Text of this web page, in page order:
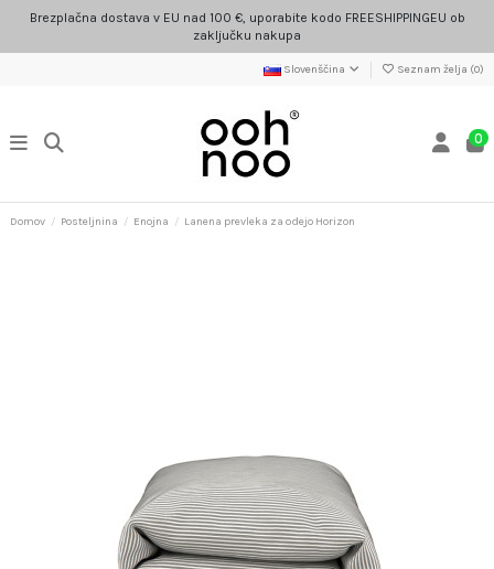
Brezplačna dostava v EU nad 100 €, uporabite kodo FREESHIPPINGEU ob
zaključku nakupa
Slovenščina Seznam želja (0)
0
Domov Posteljnina Enojna Lanena prevleka za odejo Horizon